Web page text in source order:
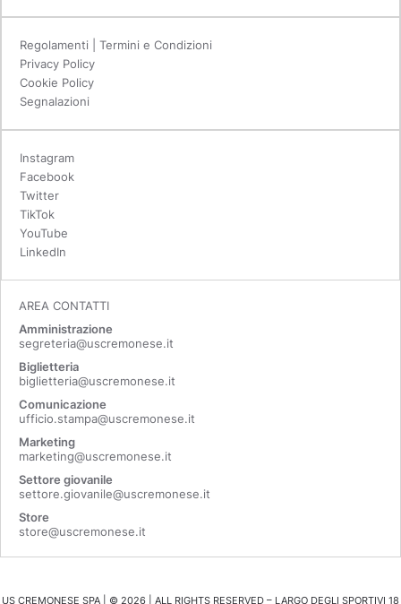
Regolamenti | Termini e Condizioni
Privacy Policy
Cookie Policy
Segnalazioni
Instagram
Facebook
Twitter
TikTok
YouTube
LinkedIn
AREA CONTATTI
Amministrazione
segreteria@uscremonese.it
Biglietteria
biglietteria@uscremonese.it
Comunicazione
ufficio.stampa@uscremonese.it
Marketing
marketing@uscremonese.it
Settore giovanile
settore.giovanile@uscremonese.it
Store
store@uscremonese.it
US CREMONESE SPA | © 2026 | ALL RIGHTS RESERVED – LARGO DEGLI SPORTIVI 18